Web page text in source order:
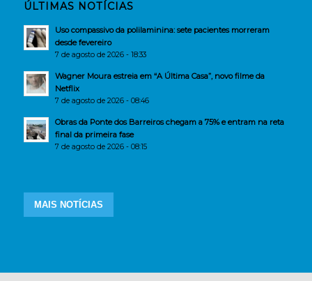
ÚLTIMAS NOTÍCIAS
Uso compassivo da polilaminina: sete pacientes morreram
desde fevereiro
7 de agosto de 2026 - 18:33
Wagner Moura estreia em “A Última Casa”, novo filme da
Netflix
7 de agosto de 2026 - 08:46
Obras da Ponte dos Barreiros chegam a 75% e entram na reta
final da primeira fase
7 de agosto de 2026 - 08:15
MAIS NOTÍCIAS